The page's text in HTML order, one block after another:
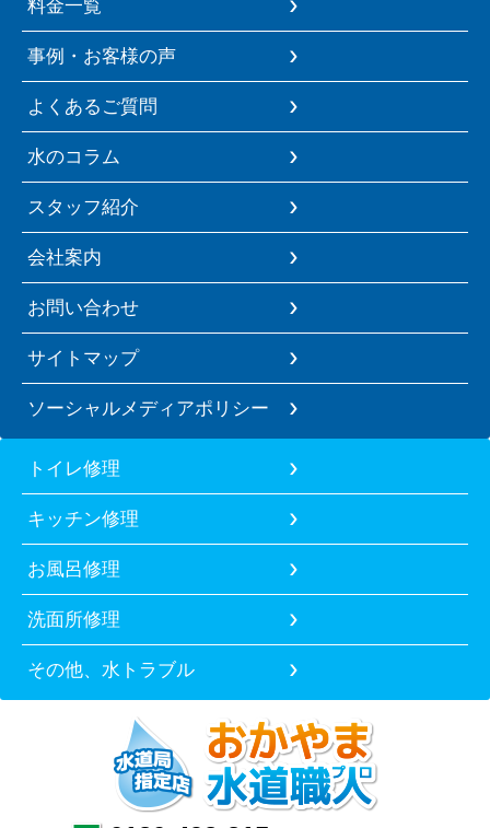
料金一覧
事例・お客様の声
よくあるご質問
水のコラム
スタッフ紹介
会社案内
お問い合わせ
サイトマップ
ソーシャルメディアポリシー
トイレ修理
キッチン修理
お風呂修理
洗面所修理
その他、水トラブル